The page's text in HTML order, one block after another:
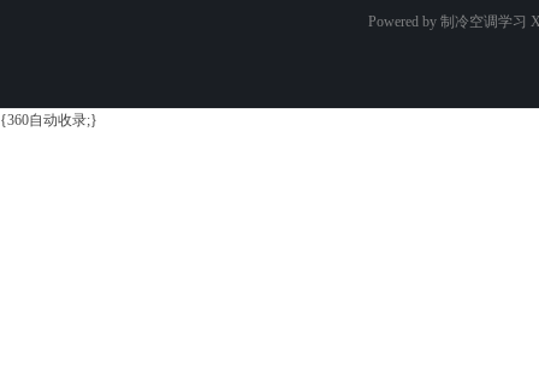
Powered by 制冷空调学习
{360自动收录;}